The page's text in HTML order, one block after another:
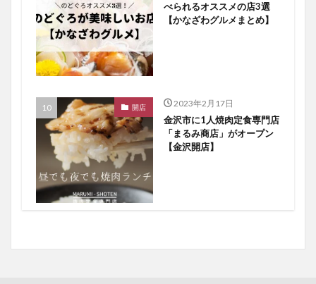
べられるオススメの店3選
【かなざわグルメまとめ】
開店 2023年2月17日
金沢市に1人焼肉定食専門店
「まるみ商店」がオープン
【金沢開店】